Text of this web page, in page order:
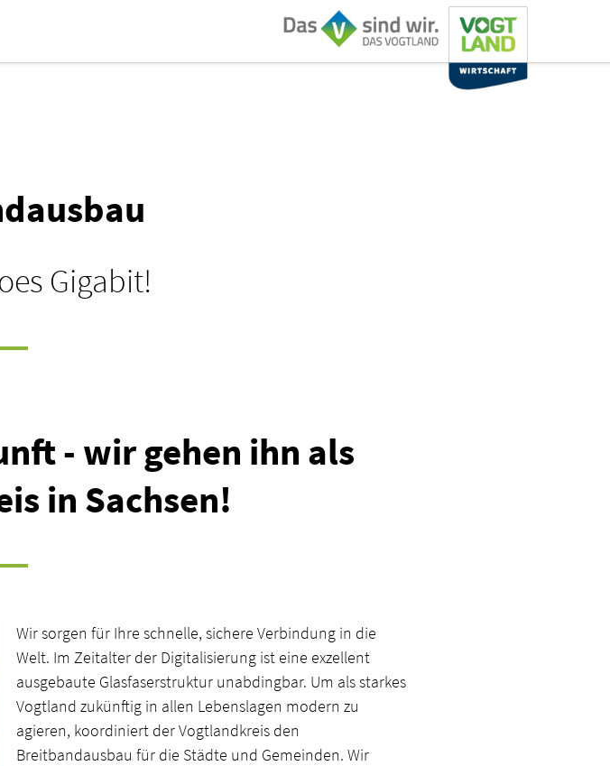
Gigabit!
- wir gehen ihn als
in Sachsen!
Wir sorgen für Ihre schnelle, sichere Verbindung in die
Welt. Im Zeitalter der Digitalisierung ist eine exzellent
ausgebaute Glasfaserstruktur unabdingbar. Um als starkes
Vogtland zukünftig in allen Lebenslagen modern zu
agieren, koordiniert der Vogtlandkreis den
Breitbandausbau für die Städte und Gemeinden. Wir